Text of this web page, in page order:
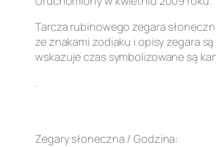
Tarcza rubinowego zegara
ze znakami zodiaku i opisy zegara
wskazuje czas symbolizowane są
.
Zegary słoneczna / Godzina: